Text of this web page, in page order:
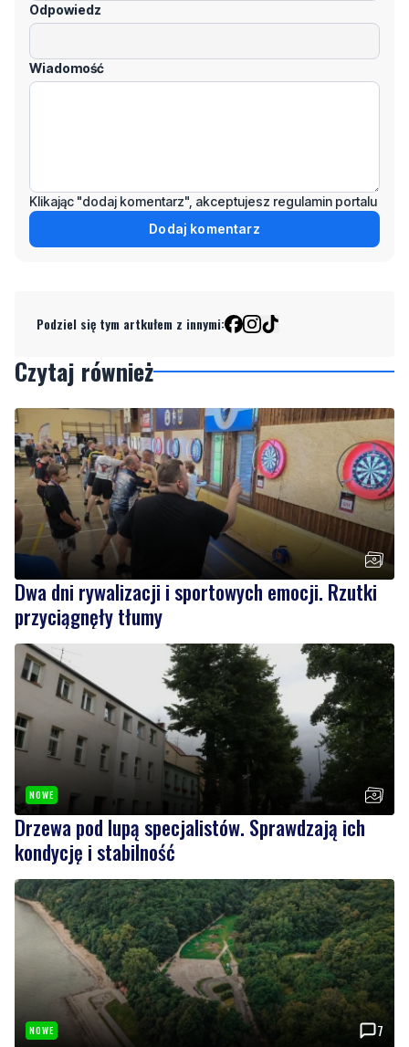
Odpowiedz
Wiadomość
Klikając "dodaj komentarz", akceptujesz regulamin portalu
Dodaj komentarz
Podziel się tym artkułem z innymi:
Czytaj również
Dwa dni rywalizacji i sportowych emocji. Rzutki
przyciągnęły tłumy
NOWE
Drzewa pod lupą specjalistów. Sprawdzają ich
kondycję i stabilność
NOWE 7